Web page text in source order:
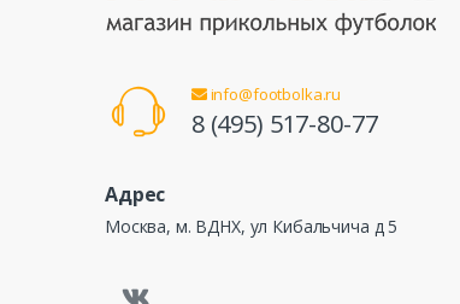
info@footbolka.ru
8 (495) 517-80-77
Адрес
Москва, м. ВДНХ, ул Кибальчича д 5